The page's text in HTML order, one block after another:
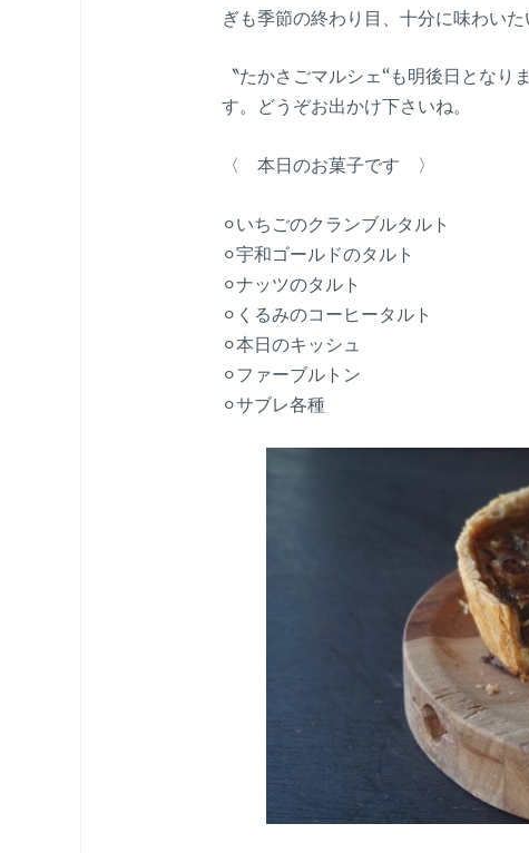
ぎも季節の終わり目、十分に味わいた
〝たかさごマルシェ“も明後日とな
す。どうぞお出かけ下さいね。
〈 本日のお菓子です 〉
⚪︎いちごのクランブルタルト
⚪︎宇和ゴールドのタルト
⚪︎ナッツのタルト
⚪︎くるみのコーヒータルト
⚪︎本日のキッシュ
⚪︎ファーブルトン
⚪︎サブレ各種